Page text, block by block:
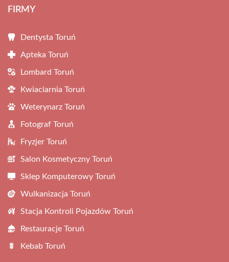
FIRMY
Dentysta Toruń
Apteka Toruń
Lombard Toruń
Kwiaciarnia Toruń
Weterynarz Toruń
Fotograf Toruń
Fryzjer Toruń
Salon Kosmetyczny Toruń
Sklep Komputerowy Toruń
Wulkanizacja Toruń
Stacja Kontroli Pojazdów Toruń
Restauracje Toruń
Kebab Toruń